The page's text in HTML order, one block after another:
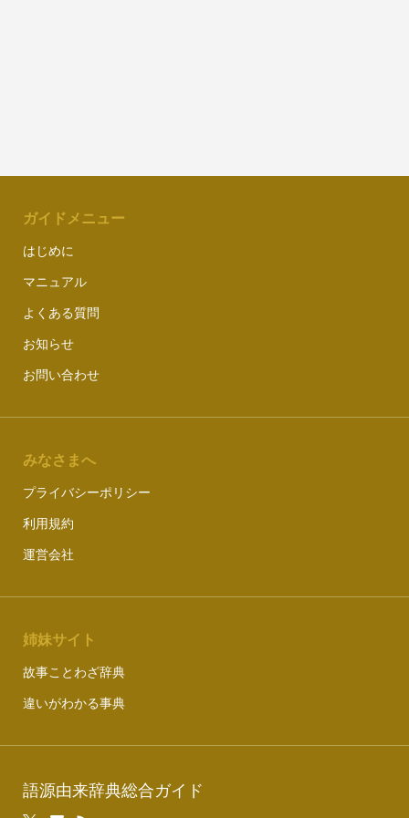
ガイドメニュー
はじめに
マニュアル
よくある質問
お知らせ
お問い合わせ
みなさまへ
プライバシーポリシー
利用規約
運営会社
姉妹サイト
故事ことわざ辞典
違いがわかる事典
語源由来辞典総合ガイド